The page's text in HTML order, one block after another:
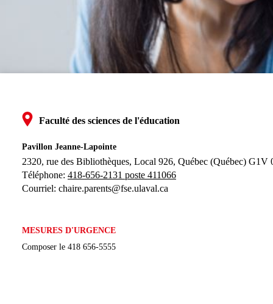
Faculté des sciences de l'éducation
Pavillon Jeanne-Lapointe
2320, rue des Bibliothèques, Local 926, Québec (Québec) G1V
Téléphone: 418-656-2131 poste 411066
Courriel: chaire.parents@fse.ulaval.ca
MESURES D'URGENCE
Composer le 418 656-5555